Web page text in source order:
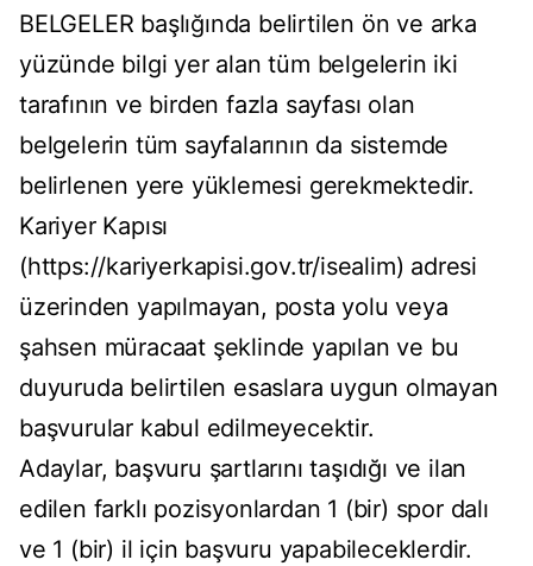
BELGELER başlığında belirtilen ön ve arka
yüzünde bilgi yer alan tüm belgelerin iki
tarafının ve birden fazla sayfası olan
belgelerin tüm sayfalarının da sistemde
belirlenen yere yüklemesi gerekmektedir.
Kariyer Kapısı
(https://kariyerkapisi.gov.tr/isealim) adresi
üzerinden yapılmayan, posta yolu veya
şahsen müracaat şeklinde yapılan ve bu
duyuruda belirtilen esaslara uygun olmayan
başvurular kabul edilmeyecektir.
Adaylar, başvuru şartlarını taşıdığı ve ilan
edilen farklı pozisyonlardan 1 (bir) spor dalı
ve 1 (bir) il için başvuru yapabileceklerdir.